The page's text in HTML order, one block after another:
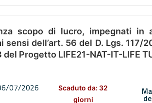
scopo di lucro, impegnati in
dell’art. 56 del D. Lgs. 117/
Progetto LIFE21-NAT-IT-LIFE
07/2026
Scaduto da: 32
giorni